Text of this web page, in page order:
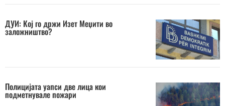
ДУИ: Кој го држи Изет Меџити во
заложништво?
Полицијата уапси две лица кои
подметнувале пожари